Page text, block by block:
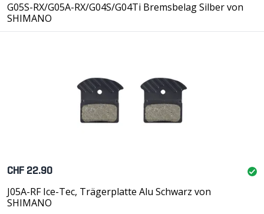
G05S-RX/G05A-RX/G04S/G04Ti Bremsbelag Silber von
SHIMANO
CHF 22.90
J05A-RF Ice-Tec, Trägerplatte Alu Schwarz von
SHIMANO